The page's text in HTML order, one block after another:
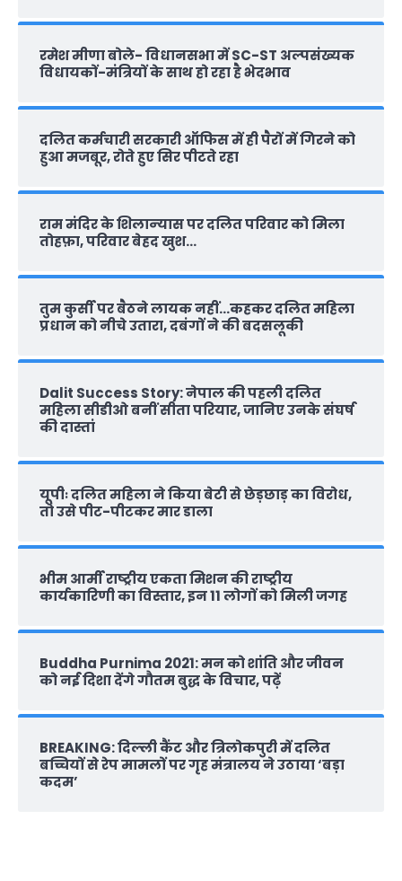
रमेश मीणा बोले- विधानसभा में SC-ST अल्पसंख्यक
विधायकों-मंत्रियों के साथ हो रहा है भेदभाव
दलित कर्मचारी सरकारी ऑफ‍िस में ही पैरों में गिरने को
हुआ मजबूर, रोते हुए सिर पीटते रहा
राम मंदिर के शिलान्‍यास पर दलित परिवार को मिला
तोहफ़ा, परिवार बेहद खुश…
तुम कुर्सी पर बैठने लायक नहीं…कहकर दलित महिला
प्रधान को नीचे उतारा, दबंगों ने की बदसलूकी
Dalit Success Story: नेपाल की पहली दलित
महिला सीडीओ बनीं सीता परियार, जानिए उनके संघर्ष
की दास्‍तां
यूपीः दलित महिला ने किया बेटी से छेड़छाड़ का विरोध,
तो उसे पीट-पीटकर मार डाला
भीम आर्मी राष्‍ट्रीय एकता मिशन की राष्‍ट्रीय
कार्यकारिणी का विस्तार, इन 11 लोगों को मिली जगह
Buddha Purnima 2021: मन को शांति और जीवन
को नई दिशा देंगे गौतम बुद्ध के विचार, पढ़ें
BREAKING: दिल्‍ली कैंट और त्रिलोकपुरी में दलित
बच्चियों से रेप मामलों पर गृह मंत्रालय ने उठाया ‘बड़ा
कदम’